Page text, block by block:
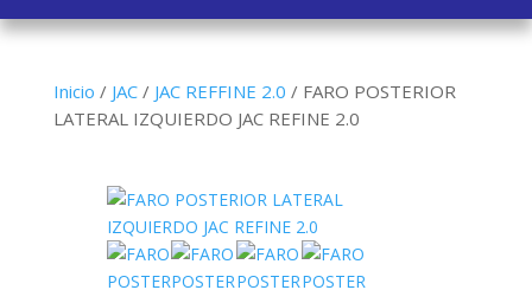
Inicio / JAC/ JAC REFFINE 2.0 / FARO POSTERIOR
LATERAL IZQUIERDO JAC REFINE 2.0